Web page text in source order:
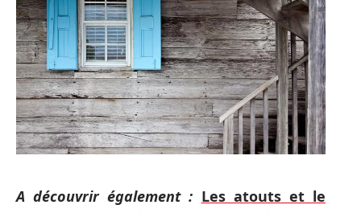
A découvrir également : Les atouts et le